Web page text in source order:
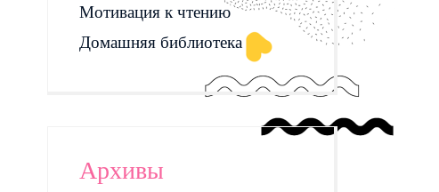
Мотивация к чтению
Домашняя библиотека
Архивы